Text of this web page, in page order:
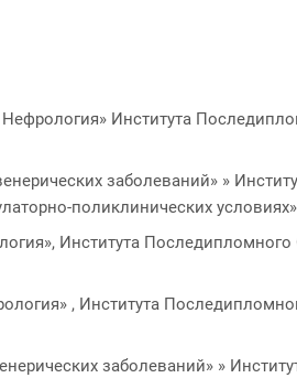
Института
заболеваний» »
поликлинических
Института
, Института
заболеваний» »